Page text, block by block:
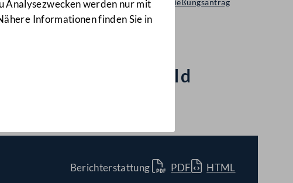
Analysezwecken werden nur mit
Informationen finden Sie in
Selbständiger Entschließungsantrag
163/A(E)
Berichterstattung PDF HTML